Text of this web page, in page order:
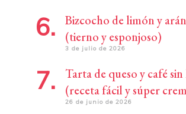
Bizcocho de limón y
(tierno y esponjoso)
3 de julio de 2026
Tarta de queso y café
(receta fácil y súper
26 de junio de 2026